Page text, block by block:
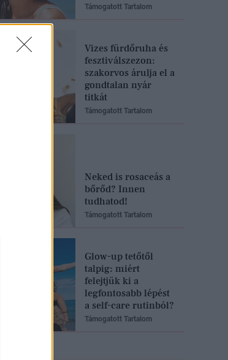
Támogatott Tartalom
Vizes fürdőruha és
fesztiválszezon:
szakorvos árulja el a
gondtalan nyár
titkát
Támogatott Tartalom
Neked is rosaceás a
bőrőd? Innen
tudhatod!
Támogatott Tartalom
Glow-up tetőtől
talpig: miért
felejtjük ki a
legfontosabb lépést
a self-care rutinból?
Támogatott Tartalom